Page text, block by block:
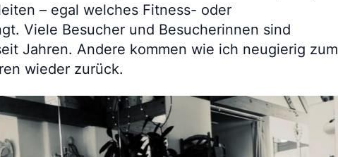
– egal welches Fitness- oder
Viele Besucher und Besucherinnen sind
Jahren. Andere kommen wie ich neugierig zum
wieder zurück.